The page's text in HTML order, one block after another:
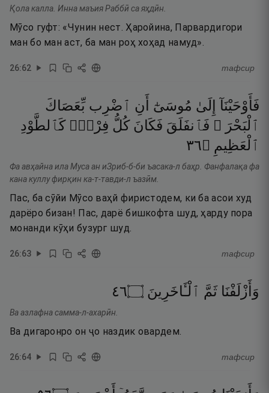
Қола калла. Инна маъия Раббӣ са яҳдӣн.
Мӯсо гуфт: «Чунин нест. Ҳаройина, Парвардигори
ман бо ман аст, ба ман роҳ хоҳад намуд».
26:62 тафсир
فَأَوْحَيْنَآ إِلَىٰ مُوسَىٰٓ أَنِ ٱضْرِب بِّعَصَاكَ
ٱلْبَحْرَ ۖ فَٱنفَلَقَ فَكَانَ كُلُّ فِرْقٍۢ كَٱلطَّوْدِ
ٱلْعَظِيمِ ۝٦٣
Фа авҳайна ила Муса ан иЗриб-б-би ъасака-л баҳр. Фанфалақа фа
кана куллу фирқин ка-т-тавди-л ъазӣм.
Пас, ба сӯйи Мӯсо ваҳй фиристодем, ки ба асои худ
дарёро бизан! Пас, дарё бишкофта шуд, ҳарду пора
монанди кӯҳи бузург шуд.
26:63 тафсир
وَأَزْلَفْنَا ثَمَّ ٱلْـَٔاخَرِينَ ۝٦٤
Ва азлафна самма-л-ахарӣн.
Ва дигаронро он ҷо наздик овардем.
26:64 тафсир